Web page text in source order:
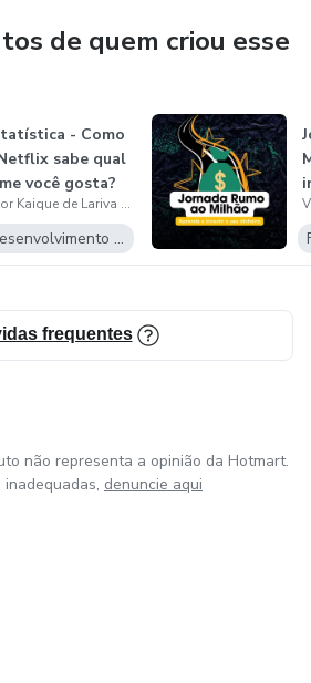
de quem criou esse
- Como
sabe qual
você gosta?
Vitor Kaique de Lariva Penteado
Desenvolvimento Pessoal
frequentes
não representa a opinião da Hotmart.
denuncie aqui